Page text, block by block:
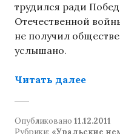
трудился ради
Отечественной
не получил
услышано.
Читать далее
Опубликовано 11.12.2011